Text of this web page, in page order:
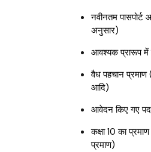
नवीनतम पासपोर्ट
अनुसार)
आवश्यक प्रारूप में
वैध पहचान प्रमाण
आदि)
आवेदन किए गए पद
कक्षा 10 का
प्रमाण)